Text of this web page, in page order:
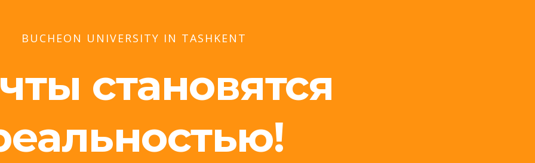
BUCHEON UNIVERSITY IN TASHKENT
становятся